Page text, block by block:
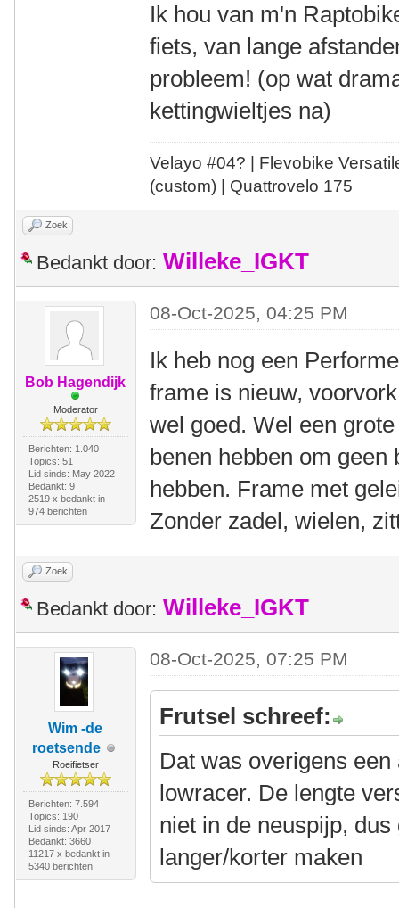
Ik hou van m'n
fiets, van lange
probleem! (op wat
kettingwieltjes na)
Velayo #04? | Flevobike
(custom) | Quattrovelo 175
Zoek
Bedankt door: Willeke_IGKT
Bob Hagendijk
Moderator
Berichten: 1.040
Topics: 51
Lid sinds: May 2022
Bedankt: 9
2519 x bedankt in
974 berichten
08-Oct-2025, 04:25 PM
Ik heb nog een
frame is nieuw,
wel goed. Wel een
benen hebben om
hebben. Frame met
Zonder zadel, wielen,
Zoek
Bedankt door: Willeke_IGKT
Wim -de
roetsende
Roeifietser
Berichten: 7.594
Topics: 190
Lid sinds: Apr 2017
Bedankt: 3660
11217 x bedankt in
5340 berichten
08-Oct-2025, 07:25 PM
Frutsel schreef:
Dat was overigens
lowracer. De lengte
niet in de neuspijp,
langer/korter maken